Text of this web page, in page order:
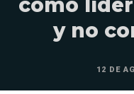
y no
12 DE